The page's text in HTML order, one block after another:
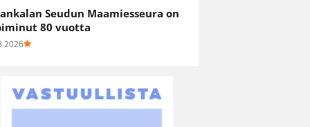
Seudun Maamiesseura on
80 vuotta